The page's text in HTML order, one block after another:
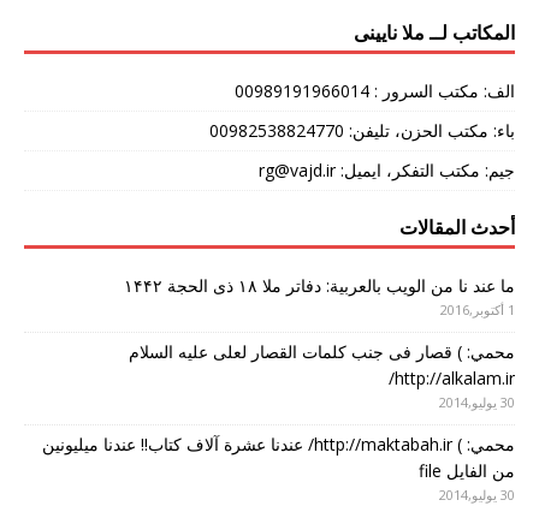
المکاتب لــ ملا نایینی
الف: مکتب السرور : 00989191966014
باء: مکتب الحزن، تلیفن: 00982538824770
جیم: مکتب التفکر، ایمیل: rg@vajd.ir
أحدث المقالات
ما عند نا من الویب بالعربیة: دفاتر ملا ۱۸ ذی الحجة ۱۴۴۲
1 أكتوبر,2016
محمي: ) قصار فی جنب کلمات القصار لعلی علیه السلام
http://alkalam.ir/
30 يوليو,2014
محمي: ) http://maktabah.ir/ عندنا عشرة آلاف کتاب!! عندنا میلیونین
من الفایل file
30 يوليو,2014